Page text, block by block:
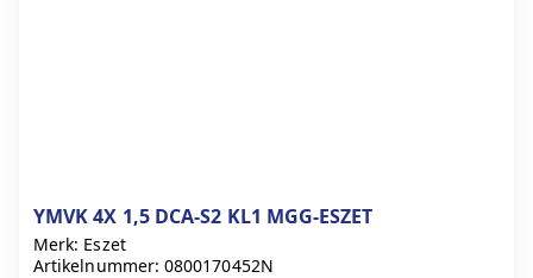
YMVK 4X 1,5 DCA-S2 KL1 MGG-ESZET
Merk: Eszet
Artikelnummer: 0800170452N